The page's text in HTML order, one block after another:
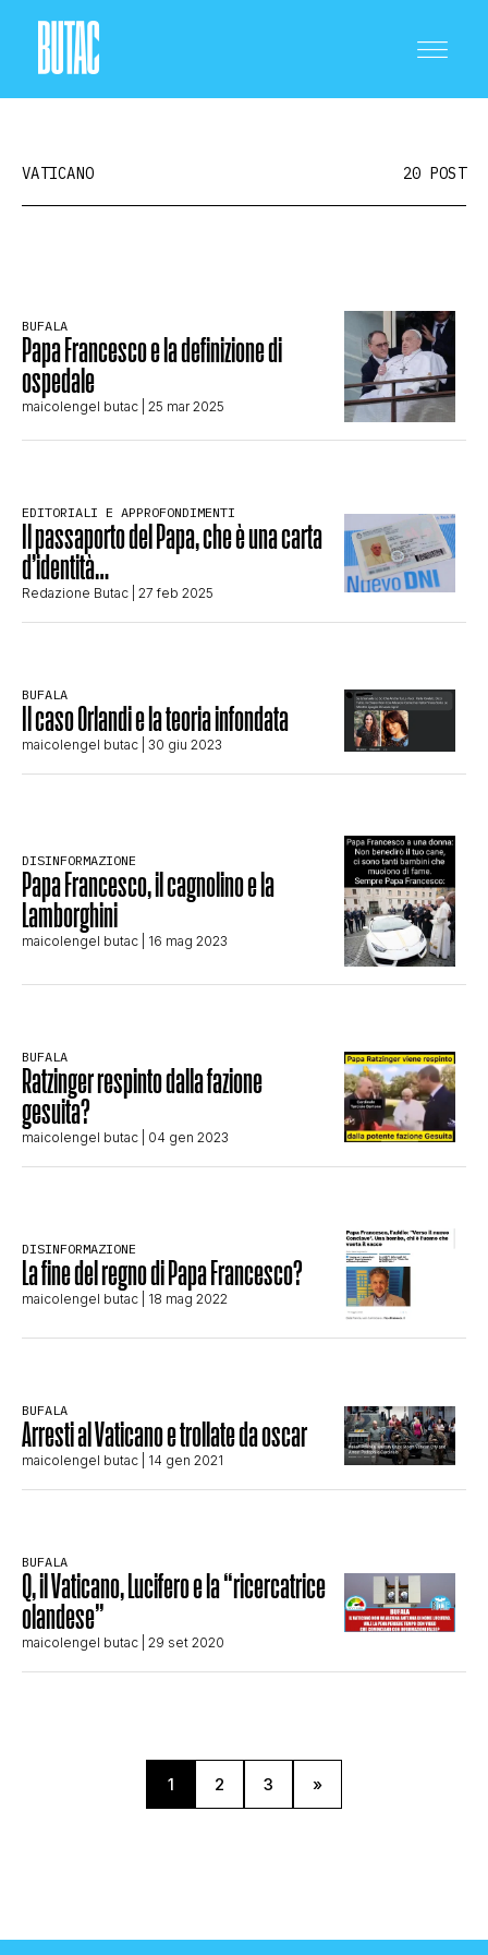
SCIENZA E TECNOLOGIA
SALUTE E MEDICINA
STORIA E CITAZIONI
INTRATTENIMENTO
COMPLOTTI, LEGGENDE URBANE ED
EVERGREEN
TRUFFE E SOCIAL NETWORK
CONTATTI
CHI SIAMO
VATICANO 20 POST
BUFALA
Papa Francesco e la definizione di
ospedale
maicolengel butac | 25 mar 2025
EDITORIALI E APPROFONDIMENTI
Il passaporto del Papa, che è una carta
d’identità…
Redazione Butac | 27 feb 2025
BUFALA
Il caso Orlandi e la teoria infondata
maicolengel butac | 30 giu 2023
DISINFORMAZIONE
Papa Francesco, il cagnolino e la
Lamborghini
maicolengel butac | 16 mag 2023
BUFALA
Ratzinger respinto dalla fazione
gesuita?
maicolengel butac | 04 gen 2023
DISINFORMAZIONE
La fine del regno di Papa Francesco?
maicolengel butac | 18 mag 2022
BUFALA
Arresti al Vaticano e trollate da oscar
maicolengel butac | 14 gen 2021
BUFALA
Q, il Vaticano, Lucifero e la “ricercatrice
olandese”
maicolengel butac | 29 set 2020
1 2 3 »